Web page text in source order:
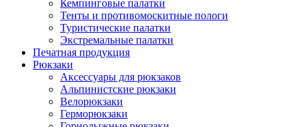
Кемпинговые палатки
Тенты и противомоскитные пологи
Туристические палатки
Экстремальные палатки
Печатная продукция
Рюкзаки
Аксессуары для рюкзаков
Альпинистские рюкзаки
Велорюкзаки
Герморюкзаки